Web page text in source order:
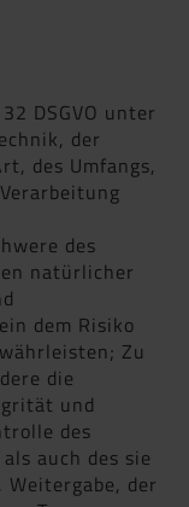
DSGVO unter
der
des Umfangs,
des
natürlicher
dem Risiko
Zu
die
und
des
auch des sie
der